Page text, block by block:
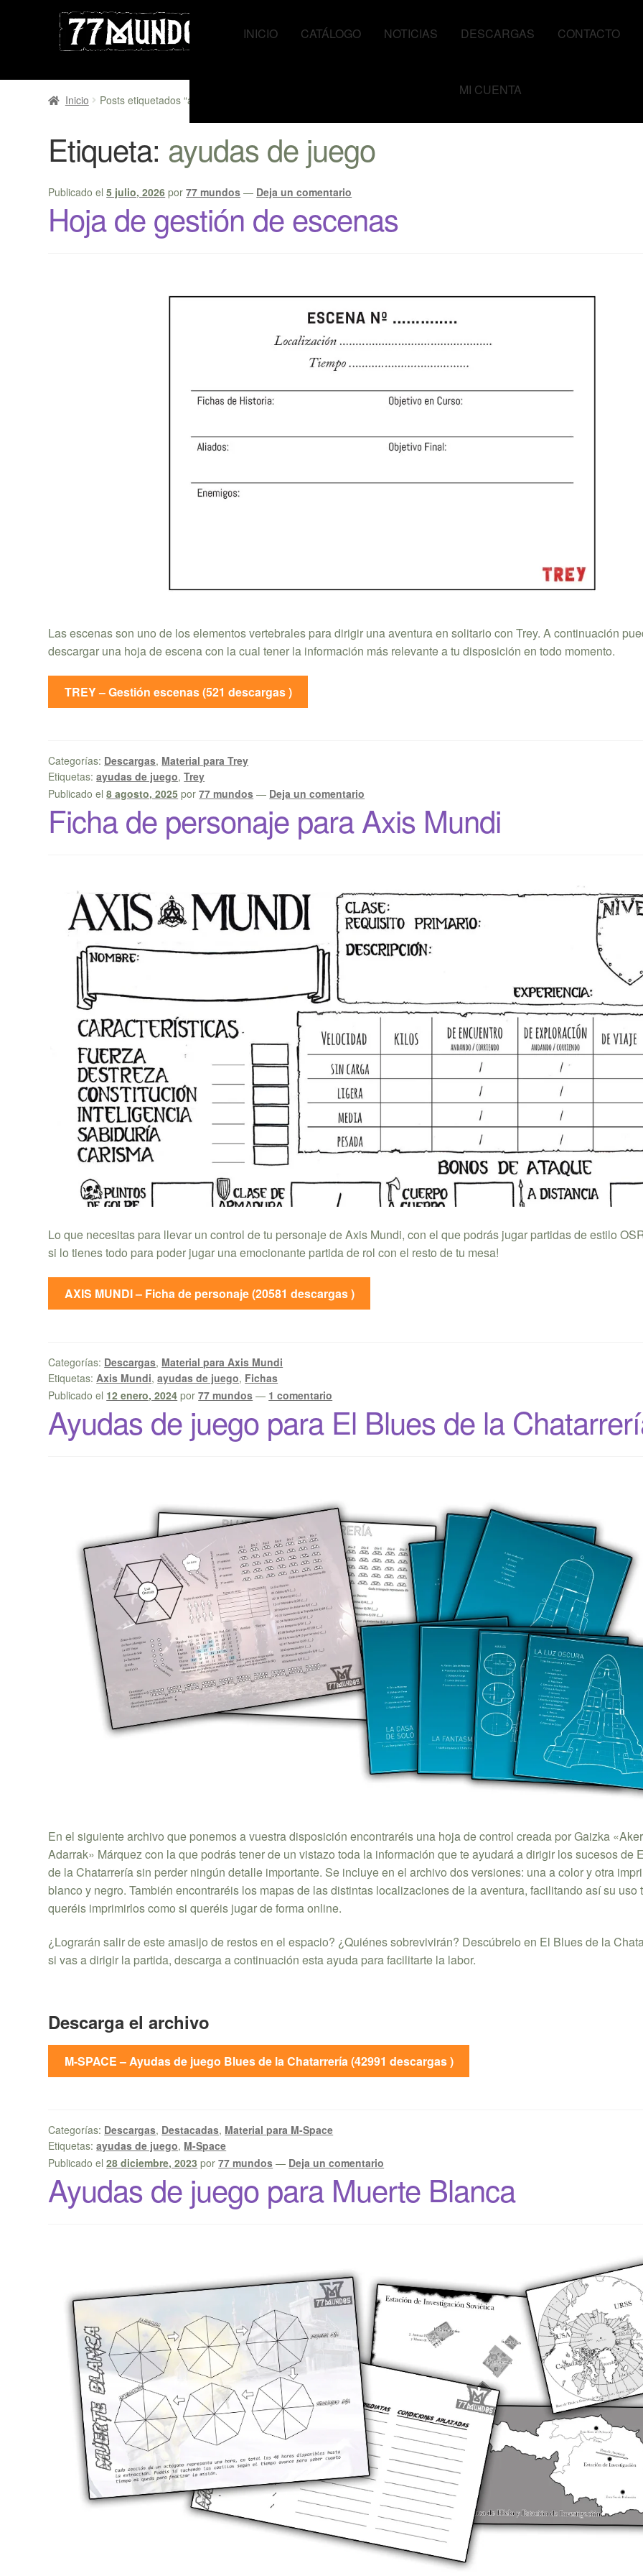
contenido
INICIO CATÁLOGO NOTICIAS DESCARGAS CONTACTO
MI CUENTA
Inicio Posts etiquetados “ayudas de juego”
Etiqueta: ayudas de juego
Publicado el5 julio, 2026 por77 mundos — Deja un comentario
Hoja de gestión de escenas
Las escenas son uno de los elementos vertebrales para dirigir una aventura en solitario con Trey. A continuación
descargar una hoja de escena con la cual tener la información más relevante a tu disposición en todo momento.
TREY – Gestión escenas (521 descargas )
Categorías: Descargas, Material para Trey
Etiquetas:ayudas de juego,Trey
Publicado el8 agosto, 2025 por77 mundos — Deja un comentario
Ficha de personaje para Axis Mundi
Lo que necesitas para llevar un control de tu personaje de Axis Mundi, con el que podrás jugar partidas de estilo
si lo tienes todo para poder jugar una emocionante partida de rol con el resto de tu mesa!
AXIS MUNDI – Ficha de personaje (20581 descargas )
Categorías: Descargas, Material para Axis Mundi
Etiquetas:Axis Mundi,ayudas de juego, Fichas
Publicado el 12 enero, 2024 por77 mundos — 1 comentario
Ayudas de juego para El Blues de la
En el siguiente archivo que ponemos a vuestra disposición encontraréis una hoja de control creada por Gaizka
Adarrak» Márquez con la que podrás tener de un vistazo toda la información que te ayudará a dirigir los sucesos de
de la Chatarrería sin perder ningún detalle importante. Se incluye en el archivo dos versiones: una a color y otra
blanco y negro. También encontraréis los mapas de las distintas localizaciones de la aventura, facilitando así su uso
queréis imprimirlos como si queréis jugar de forma online.
¿Lograrán salir de este amasijo de restos en el espacio? ¿Quiénes sobrevivirán? Descúbrelo en El Blues de la
si vas a dirigir la partida, descarga a continuación esta ayuda para facilitarte la labor.
Descarga el archivo
M-SPACE – Ayudas de juego Blues de la Chatarrería (42991 descargas )
Categorías: Descargas, Destacadas, Material para M-Space
Etiquetas:ayudas de juego, M-Space
Publicado el28 diciembre, 2023 por77 mundos — Deja un comentario
Ayudas de juego para Muerte Blanca